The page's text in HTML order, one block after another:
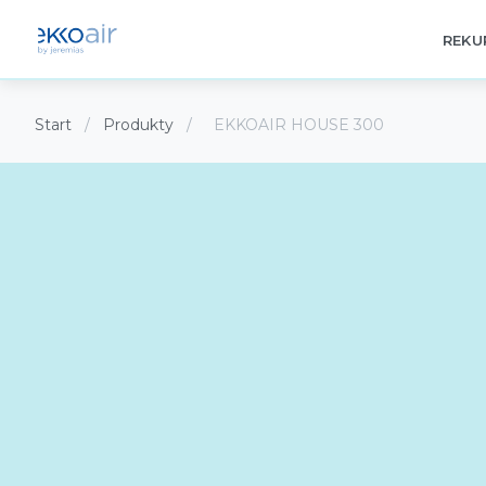
Start / Produkty / EKKOAIR HOUSE 300